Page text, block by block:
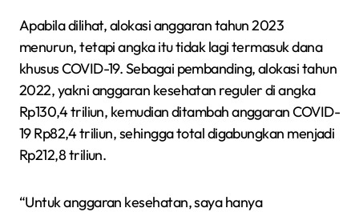
Apabila dilihat, alokasi anggaran tahun 2023
menurun, tetapi angka itu tidak lagi termasuk dana
khusus COVID-19. Sebagai pembanding, alokasi tahun
2022, yakni anggaran kesehatan reguler di angka
Rp130,4 triliun, kemudian ditambah anggaran COVID-
19 Rp82,4 triliun, sehingga total digabungkan menjadi
Rp212,8 triliun.
“Untuk anggaran kesehatan, saya hanya